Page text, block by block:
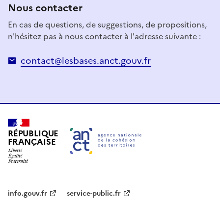
Nous contacter
En cas de questions, de suggestions, de propositions,
n'hésitez pas à nous contacter à l'adresse suivante :
contact@lesbases.anct.gouv.fr
RÉPUBLIQUE
FRANÇAISE
info.gouv.fr service-public.fr